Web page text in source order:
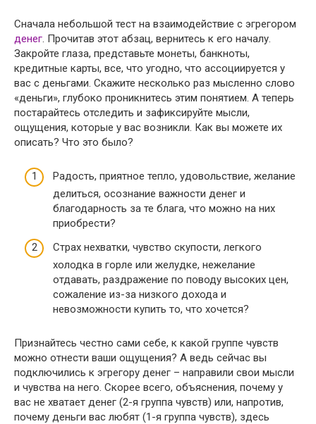
Сначала небольшой тест на взаимодействие с эгрегором
денег . Прочитав этот абзац, вернитесь к его началу.
Закройте глаза, представьте монеты, банкноты,
кредитные карты, все, что угодно, что ассоциируется у
вас с деньгами. Скажите несколько раз мысленно слово
«деньги», глубоко проникнитесь этим понятием. А теперь
постарайтесь отследить и зафиксируйте мысли,
ощущения, которые у вас возникли. Как вы можете их
описать? Что это было?
Радость, приятное тепло, удовольствие, желание
делиться, осознание важности денег и
благодарность за те блага, что можно на них
приобрести?
Страх нехватки, чувство скупости, легкого
холодка в горле или желудке, нежелание
отдавать, раздражение по поводу высоких цен,
сожаление из-за низкого дохода и
невозможности купить то, что хочется?
Признайтесь честно сами себе, к какой группе чувств
можно отнести ваши ощущения? А ведь сейчас вы
подключились к эгрегору денег – направили свои мысли
и чувства на него. Скорее всего, объяснения, почему у
вас не хватает денег (2-я группа чувств) или, напротив,
почему деньги вас любят (1-я группа чувств), здесь